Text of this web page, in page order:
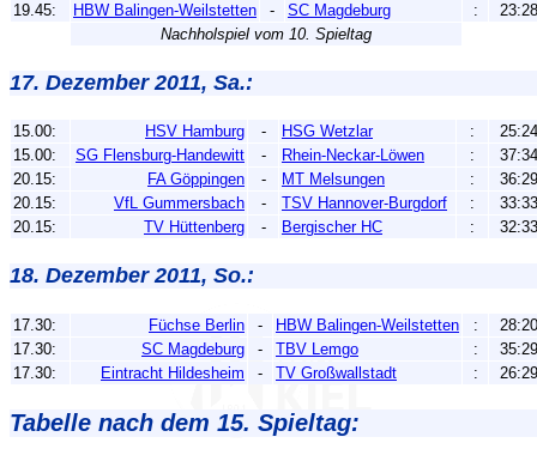
19.45: HBW Balingen-Weilstetten - SC Magdeburg :
23:28
Nachholspiel vom 10. Spieltag
17. Dezember 2011, Sa.:
15.00: HSV Hamburg - HSG Wetzlar :
25:24
15.00:
SG Flensburg-Handewitt - Rhein-Neckar-Löwen :
37:34
20.15:
FA Göppingen - MT Melsungen :
36:29
20.15:
VfL Gummersbach - TSV Hannover-Burgdorf :
33:33
20.15:
TV Hüttenberg - Bergischer HC : 32:33
18. Dezember 2011, So.:
17.30: Füchse Berlin - HBW Balingen-Weilstetten :
28:20
17.30:
SC Magdeburg - TBV Lemgo :
35:29
17.30:
Eintracht Hildesheim - TV Großwallstadt : 26:29
Tabelle nach dem 15. Spieltag: